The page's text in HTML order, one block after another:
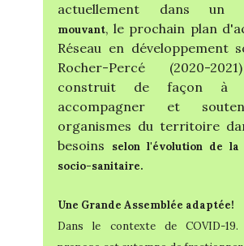
actuellement dans un
mouvant, le prochain plan
Réseau en développement
Rocher-Percé (2020-
construit de façon à
accompagner et
organismes du territoire
besoins
selon l'évolution de la
socio-sanitaire.
Une Grande Assemblée adaptée!
Dans le contexte de COVID-